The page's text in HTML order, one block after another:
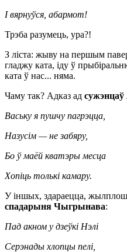
І вярнуўся, абармот!
Трэба разумець, ура?!
З ліста: жыву на першым
гладжу ката, іду ў
ката ў нас... няма.
Чаму так? Адказ ад сужэнцаў
Ваську я пушчу пагрэцца,
Назусім — не забяру,
Бо ў маёй кватэры месца
Хопіць толькі камару.
У іншых, здараецца,
спадарыня Чыгрынава:
Пад акном у дзеўкі Нэлі
Серэнады хлопцы пелі,